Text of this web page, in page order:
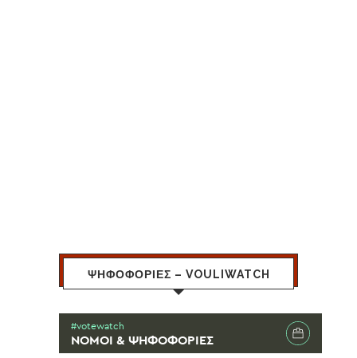
ΨΗΦΟΦΟΡΙΕΣ – VOULIWATCH